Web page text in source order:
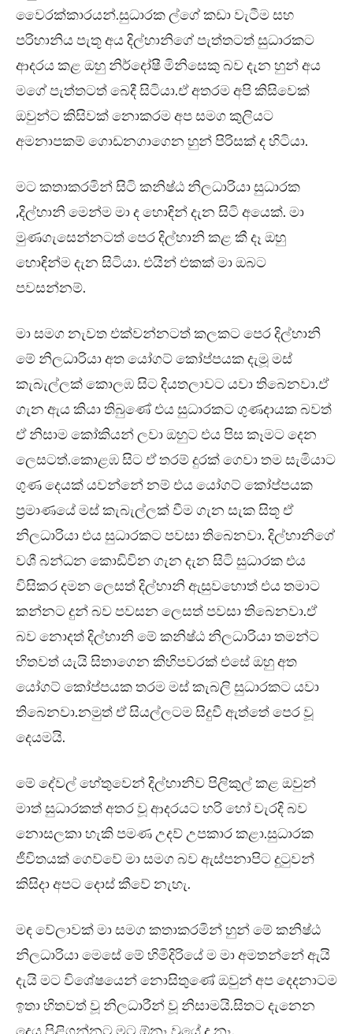
වෛරක්කාරයන්.සුධාරක ල්ගේ කඩා වැටීම සහ
පරිහානිය පැතූ අය දිල්හානිගේ පැත්තටත් සුධාරකට
ආදරය කළ ඔහු නිර්දෝෂී මිනිසෙකු බව දැන හුන් අය
මගේ පැත්තටත් බෙදී සිටියා.ඒ අතරම අපි කිසිවෙක්
ඔවුන්ට කිසිවක් නොකරම අප සමග කුලියට
අමනාපකම් ගොඩනගාගෙන හුන් පිරිසක් ද හිටියා.
මට කතාකරමින් සිටි කනිෂ්ඨ නිලධාරියා සුධාරක
,දිල්හානි මෙන්ම මා ද හොඳින් දැන සිටි අයෙක්. මා
මුණගැසෙන්නටත් පෙර දිල්හානි කළ කී දෑ ඔහු
හොඳින්ම දැන සිටියා. එයින් එකක් මා ඔබට
පවසන්නම්.
මා සමග නැවත එක්වන්නටත් කලකට පෙර දිල්හානි
මේ නිලධාරියා අත යෝගට් කෝප්පයක දැමූ මස්
කැබැල්ලක් කොලඹ සිට දියතලාවට යවා තිබෙනවා.ඒ
ගැන ඇය කියා තිබුණේ එය සුධාරකට ගුණදායක බවත්
ඒ නිසාම කෝකියන් ලවා ඔහුට එය පිස කෑමට දෙන
ලෙසටත්.කොළඹ සිට ඒ තරම් දුරක් ගෙවා තම සැමියාට
ගුණ දෙයක් යවන්නේ නම් එය යෝගට් කෝප්පයක
ප්‍රමාණයේ මස් කැබැල්ලක් වීම ගැන සැක සිතූ ඒ
නිලධාරියා එය සුධාරකට පවසා තිබෙනවා. දිල්හානිගේ
වශී බන්ධන කොඩිවින ගැන දැන සිටි සුධාරක එය
විසිකර දමන ලෙසත් දිල්හානි ඇසුවහොත් එය තමාට
කන්නට දුන් බව පවසන ලෙසත් පවසා තිබෙනවා.ඒ
බව නොදත් දිල්හානි මේ කනිෂ්ඨ නිලධාරියා තමන්ට
හිතවත් යැයි සිතාගෙන කිහිපවරක් එසේ ඔහු අත
යෝගට් කෝප්පයක තරම මස් කැබලි සුධාරකට යවා
තිබෙනවා.නමුත් ඒ සියල්ලටම සිදුවී ඇත්තේ පෙර වූ
දෙයමයි.
මේ දේවල් හේතුවෙන් දිල්හානිව පිලිකුල් කළ ඔවුන්
මාත් සුධාරකත් අතර වූ ආදරයට හරි හෝ වැරදි බව
නොසලකා හැකි පමණ උදව් උපකාර කළා.සුධාරක
ජීවිතයක් ගෙව්වේ මා සමග බව ඇස්පනාපිට දුටුවන්
කිසිදා අපට දොස් කීවේ නැහැ.
මඳ වේලාවක් මා සමග කතාකරමින් හුන් මේ කනිෂ්ඨ
නිලධාරියා මෙසේ මේ හිමිදිරියේ ම මා අමතන්නේ ඇයි
දැයි මට විශේෂයෙන් නොසිතුණේ ඔවුන් අප දෙදනාටම
ඉතා හිතවත් වූ නිලධාරීන් වූ නිසාමයි.සිතට දැනෙන